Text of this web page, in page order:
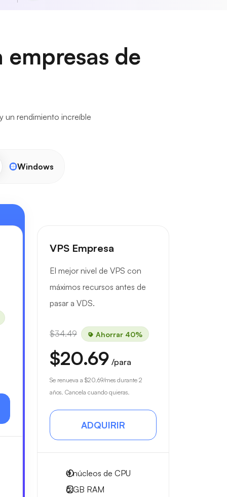
empresas de
un rendimiento increíble
Windows
VPS Empresa
El mejor nivel de VPS con
máximos recursos antes de
pasar a VDS.
$34.49 Ahorrar 40%
$20.69 /para
Se renueva a $20.69/mes durante 2
años. Cancela cuando quieras.
ADQUIRIR
4núcleos de CPU
6 GB RAM